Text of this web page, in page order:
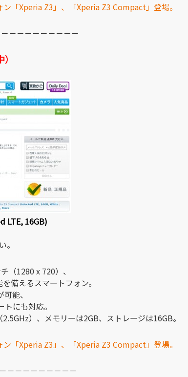
「Xperia Z3」、「Xperia Z3 Compact」登場。
－－－－－－－－－
LTE, 16GB)
。
（1280 x 720）、
備えるスマートフォン。
能、
にも対応。
）、メモリーは2GB、ストレージは16GB。
「Xperia Z3」、「Xperia Z3 Compact」登場。
－－－－－－－－－